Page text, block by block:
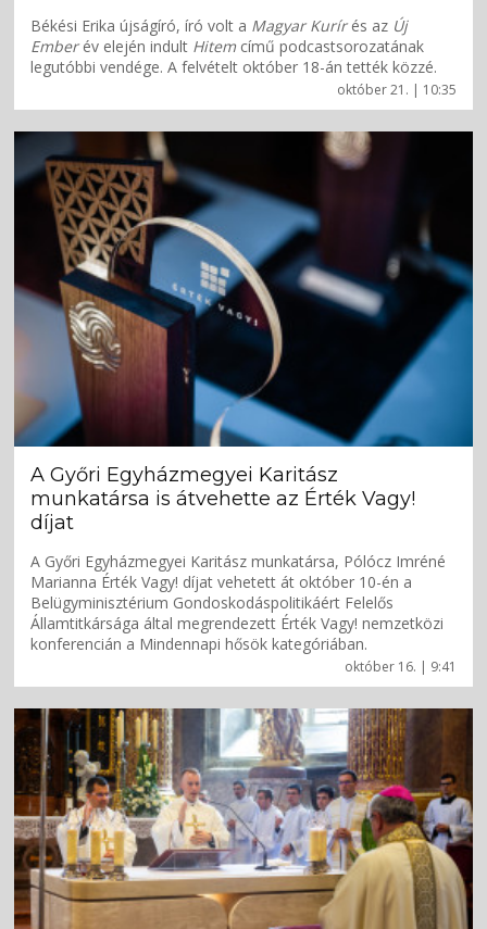
október 21. | 10:35
Békési Erika újságíró, író volt a Magyar Kurírés az Új
Emberév elején indult Hitem című podcastsorozatának
legutóbbi vendége. A felvételt október 18-án tették közzé.
október 16. | 9:41
A Győri Egyházmegyei Karitász
munkatársa is átvehette az Érték Vagy!
díjat
A Győri Egyházmegyei Karitász munkatársa, Pólócz Imréné
Marianna Érték Vagy! díjat vehetett át október 10-én a
Belügyminisztérium Gondoskodáspolitikáért Felelős
Államtitkársága által megrendezett Érték Vagy! nemzetközi
konferencián a Mindennapi hősök kategóriában.